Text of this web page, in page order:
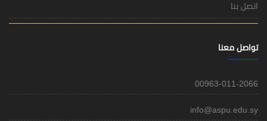
اتصل بنا
تواصل معنا
00963-011-2066
info@aspu.edu.sy